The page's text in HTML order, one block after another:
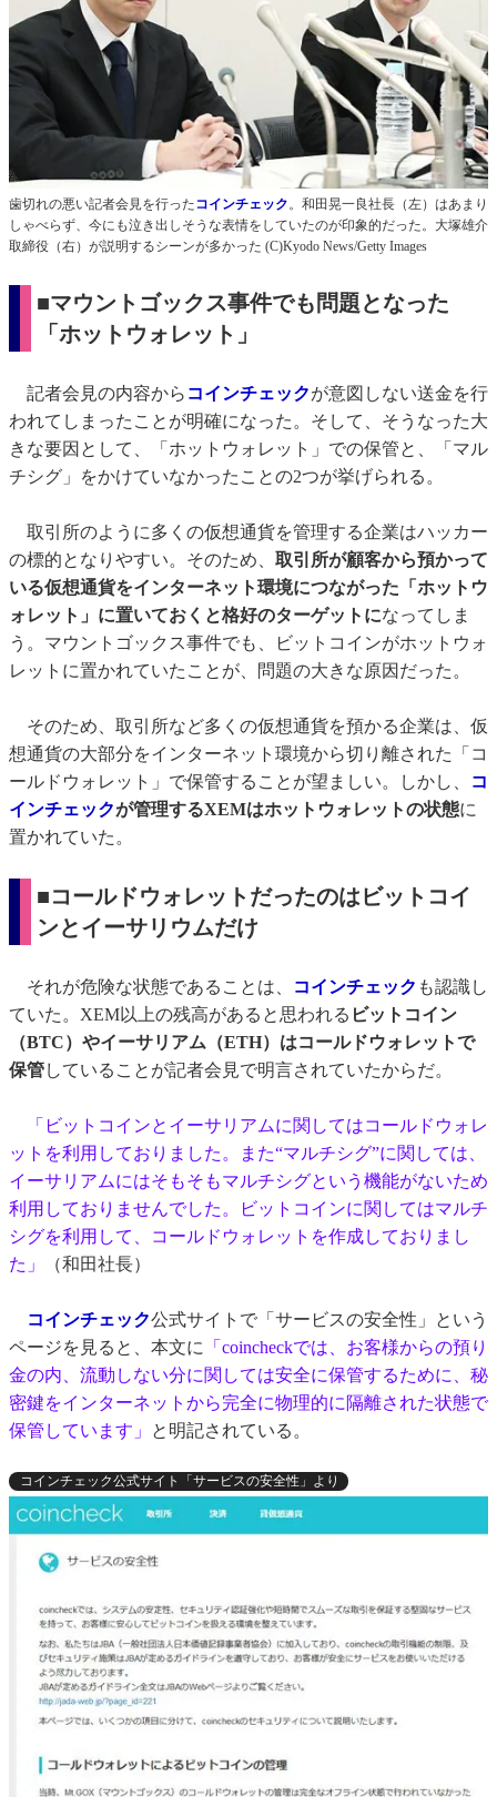
歯切れの悪い記者会見を行ったコインチェック。和田晃一良社長（左）はあまり
しゃべらず、今にも泣き出しそうな表情をしていたのが印象的だった。大塚雄介
取締役（右）が説明するシーンが多かった (C)Kyodo News/Getty Images
■マウントゴックス事件でも問題となった
「ホットウォレット」
記者会見の内容から コインチェックが意図しない送金を行
われてしまったことが明確になった。そして、そうなった大
きな要因として、「ホットウォレット」での保管と、「マル
チシグ」をかけていなかったことの2つが挙げられる。
取引所のように多くの仮想通貨を管理する企業はハッカー
の標的となりやすい。そのため、 取引所が顧客から預かって
いる仮想通貨をインターネット環境につながった「ホットウ
ォレット」に置いておくと格好のターゲットになってしま
う。マウントゴックス事件でも、ビットコインがホットウォ
レットに置かれていたことが、問題の大きな原因だった。
そのため、取引所など多くの仮想通貨を預かる企業は、仮
想通貨の大部分をインターネット環境から切り離された「コ
ールドウォレット」で保管することが望ましい。しかし、
コ
インチェックが管理するXEMはホットウォレットの状態に
置かれていた。
■コールドウォレットだったのはビットコイ
ンとイーサリウムだけ
それが危険な状態であることは、 コインチェック も認識し
ていた。XEM以上の残高があると思われる ビットコイン
（BTC）やイーサリアム（ETH）はコールドウォレットで
保管していることが記者会見で明言されていたからだ。
「ビットコインとイーサリアムに関してはコールドウォレ
ットを利用しておりました。また“マルチシグ”に関しては、
イーサリアムにはそもそもマルチシグという機能がないため
利用しておりませんでした。ビットコインに関してはマルチ
シグを利用して、コールドウォレットを作成しておりまし
た」
（和田社長）
コインチェック公式サイトで「サービスの安全性」という
ページを見ると、本文に
「coincheckでは、お客様からの預り
金の内、流動しない分に関しては安全に保管するために、秘
密鍵をインターネットから完全に物理的に隔離された状態で
保管しています」
と明記されている。
コインチェック公式サイト「サービスの安全性」より